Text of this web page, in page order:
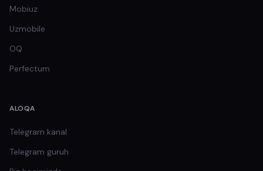
Mobiuz
Uzmobile
OQ
Perfectum
ALOQA
Telegram kanal
Telegram guruh